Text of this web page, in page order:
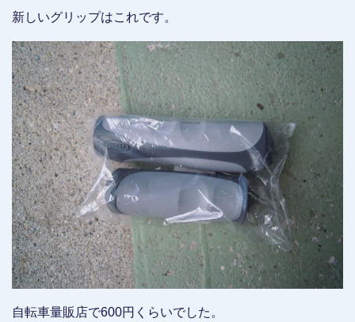
新しいグリップはこれです。
自転車量販店で600円くらいでした。